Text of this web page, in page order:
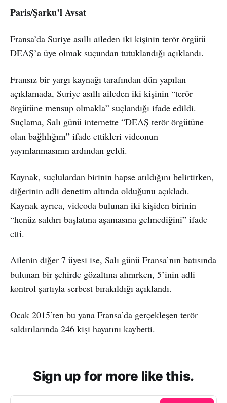
Paris/Şarku’l Avsat
Fransa’da Suriye asıllı aileden iki kişinin terör örgütü
DEAŞ’a üye olmak suçundan tutuklandığı açıklandı.
Fransız bir yargı kaynağı tarafından dün yapılan
açıklamada, Suriye asıllı aileden iki kişinin “terör
örgütüne mensup olmakla” suçlandığı ifade edildi.
Suçlama, Salı günü internette “DEAŞ terör örgütüne
olan bağlılığını” ifade ettikleri videonun
yayınlanmasının ardından geldi.
Kaynak, suçlulardan birinin hapse atıldığını belirtirken,
diğerinin adli denetim altında olduğunu açıkladı.
Kaynak ayrıca, videoda bulunan iki kişiden birinin
“henüz saldırı başlatma aşamasına gelmediğini” ifade
etti.
Ailenin diğer 7 üyesi ise, Salı günü Fransa’nın batısında
bulunan bir şehirde gözaltına alınırken, 5’inin adli
kontrol şartıyla serbest bırakıldığı açıklandı.
Ocak 2015’ten bu yana Fransa’da gerçekleşen terör
saldırılarında 246 kişi hayatını kaybetti.
Sign up for more like this.